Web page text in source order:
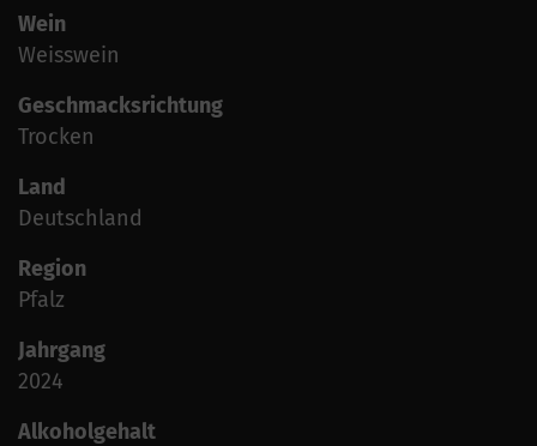
Wein
Weisswein
Geschmacksrichtung
Trocken
Land
Deutschland
Region
Pfalz
Jahrgang
2024
Alkoholgehalt